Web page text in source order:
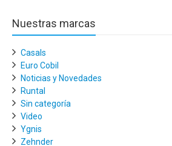
Nuestras marcas
Casals
Euro Cobil
Noticias y Novedades
Runtal
Sin categoría
Video
Ygnis
Zehnder